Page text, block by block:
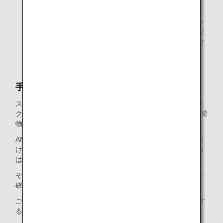
「普通席」から、「ファーストクラス（プレミアムクラ
ス）」・「エコノミークラス」へ変更いたしました。な
お、当表記変更に伴うサービスの変更は予定していませ
手荷物許容量の拡大サービス
スターアライアンス・ゴールドメンバーのお客様は、ご搭乗
クラスの無料手荷物許容量を＋1個または適用となる無料手荷
物許容量＋20kgを無料でお預かりいたします。
ANAマイレージクラブ会員のお客様は、マイルを使ってお預
けいただけるお手荷物の個数を増やすことができます。詳細
は、
その他、詳細につきましては
をご
確認ください。
ご入会はおすみですか？
に入会す
る